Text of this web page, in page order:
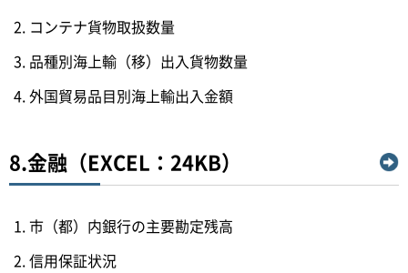
コンテナ貨物取扱数量
品種別海上輸（移）出入貨物数量
外国貿易品目別海上輸出入金額
8.金融（EXCEL：24KB）
市（都）内銀行の主要勘定残高
信用保証状況